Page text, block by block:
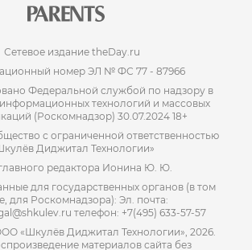
Сетевое издание theDay.ru
номер ЭЛ № ФС 77 - 87966
Федеральной службой по надзору в
технологий и массовых
(Роскомнадзор) 30.07.2024 18+
с ограниченной ответственностью
Диджитал Технологии»
редактора Ионина Ю. Ю.
для государственных органов (в том
для Роскомнадзора): Эл. почта:
телефон: +7(495) 633-57-57
«Шкулёв Диджитал Технологии», 2026.
материалов сайта без